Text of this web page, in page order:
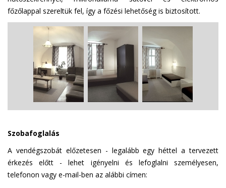
főzőlappal szereltük fel, így a főzési lehetőség is biztosított.
Szobafoglalás
A vendégszobát előzetesen - legalább egy héttel a tervezett
érkezés előtt - lehet igényelni és lefoglalni személyesen,
telefonon vagy e-mail-ben az alábbi címen: